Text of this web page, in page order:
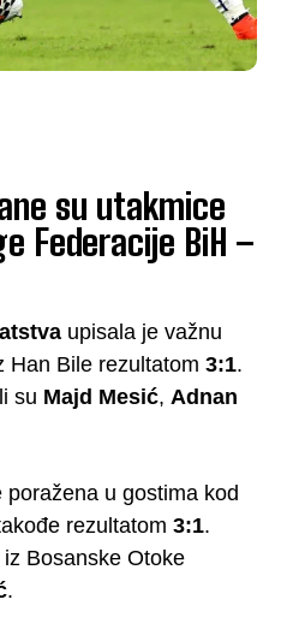
su utakmice
Federacije BiH –
upisala je važnu
Han Bile rezultatom 3:1.
su Majd Mesić, Adnan
poražena u gostima kod
rezultatom 3:1.
Bosanske Otoke
.